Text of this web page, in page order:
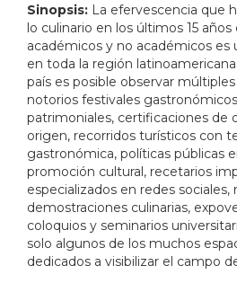
Sinopsis: La efervescencia que
lo culinario en los últimos 15
académicos y no académicos
en toda la región
país es posible observar
notorios festivales
patrimoniales, certificaciones de
origen, recorridos turísticos con
gastronómica, políticas públicas
promoción cultural, recetarios
especializados en redes sociales,
demostraciones culinarias,
coloquios y seminarios
solo algunos de los muchos
dedicados a visibilizar el campo